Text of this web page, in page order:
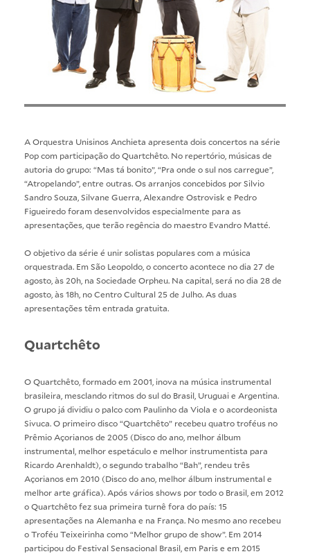
A Orquestra Unisinos Anchieta apresenta dois concertos na série
Pop com participação do Quartchêto. No repertório, músicas de
autoria do grupo: “Mas tá bonito”, “Pra onde o sul nos carregue”,
“Atropelando”, entre outras. Os arranjos concebidos por Silvio
Sandro Souza, Silvane Guerra, Alexandre Ostrovisk e Pedro
Figueiredo foram desenvolvidos especialmente para as
apresentações, que terão regência do maestro Evandro Matté.
O objetivo da série é unir solistas populares com a música
orquestrada. Em São Leopoldo, o concerto acontece no dia 27 de
agosto, às 20h, na Sociedade Orpheu. Na capital, será no dia 28 de
agosto, às 18h, no Centro Cultural 25 de Julho. As duas
apresentações têm entrada gratuita.
Quartchêto
O Quartchêto, formado em 2001, inova na música instrumental
brasileira, mesclando ritmos do sul do Brasil, Uruguai e Argentina.
O grupo já dividiu o palco com Paulinho da Viola e o acordeonista
Sivuca. O primeiro disco “Quartchêto” recebeu quatro troféus no
Prêmio Açorianos de 2005 (Disco do ano, melhor álbum
instrumental, melhor espetáculo e melhor instrumentista para
Ricardo Arenhaldt), o segundo trabalho “Bah”, rendeu três
Açorianos em 2010 (Disco do ano, melhor álbum instrumental e
melhor arte gráfica). Após vários shows por todo o Brasil, em 2012
o Quartchêto fez sua primeira turnê fora do país: 15
apresentações na Alemanha e na França. No mesmo ano recebeu
o Troféu Teixeirinha como “Melhor grupo de show”. Em 2014
participou do Festival Sensacional Brasil, em Paris e em 2015